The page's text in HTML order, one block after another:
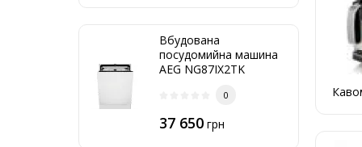
Вбудована
посудомийна машина
AEG NG87IX2TK
0
37 650 грн